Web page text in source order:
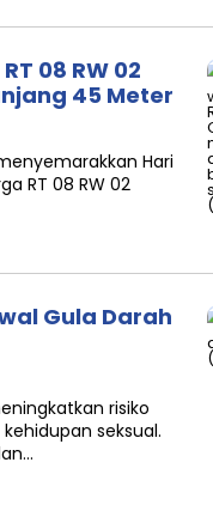
08 RW 02
45 Meter
Hari
RT 08 RW 02
Gula Darah
risiko
seksual.